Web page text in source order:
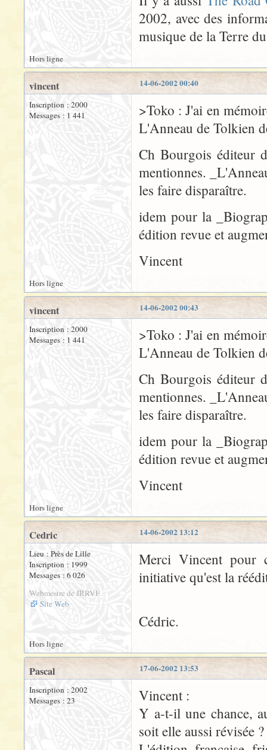
2002, avec des
musique de la Terre
Hors ligne
14-06-2002 00:40
vincent
Inscription : 2000
Messages : 1 441
>Toko : J'ai en
L'Anneau de Tolkien
Ch Bourgois éditeur
mentionnes.
les faire disparaître.
idem pour la
édition revue et
Vincent
Hors ligne
14-06-2002 00:43
vincent
Inscription : 2000
Messages : 1 441
>Toko : J'ai en
L'Anneau de Tolkien
Ch Bourgois éditeur
mentionnes.
les faire disparaître.
idem pour la
édition revue et
Vincent
Hors ligne
14-06-2002 13:12
Cedric
Lieu : Près de Lille
Inscription : 1999
Messages : 6 026
Webmestre de JRRVF
Site Web
Merci Vincent pour
initiative qu'est la
Cédric.
Hors ligne
17-06-2002 13:53
Pascal
Inscription : 2002
Messages : 23
Vincent :
Y a-t-il une chance,
soit elle aussi révisée ?